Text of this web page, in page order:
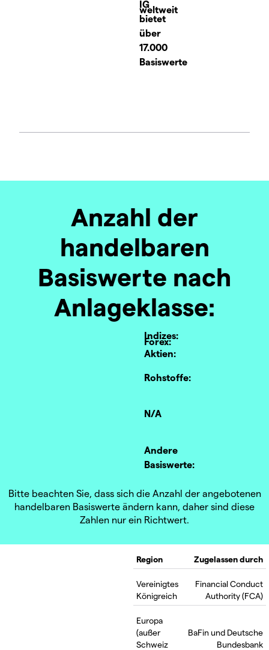
weltweit
IG
bietet
über
17.000
Basiswerte
Anzahl der
handelbaren
Basiswerte nach
Anlageklasse:
Forex:
Indizes:
Aktien:
Rohstoffe:
N/A
Andere
Basiswerte:
Bitte beachten Sie, dass sich die Anzahl der angebotenen
handelbaren Basiswerte ändern kann, daher sind diese
Zahlen nur ein Richtwert.
Region Zugelassen durch
Vereinigtes
Königreich
Financial Conduct
Authority (FCA)
Europa
(außer
Schweiz
BaFin und Deutsche
Bundesbank